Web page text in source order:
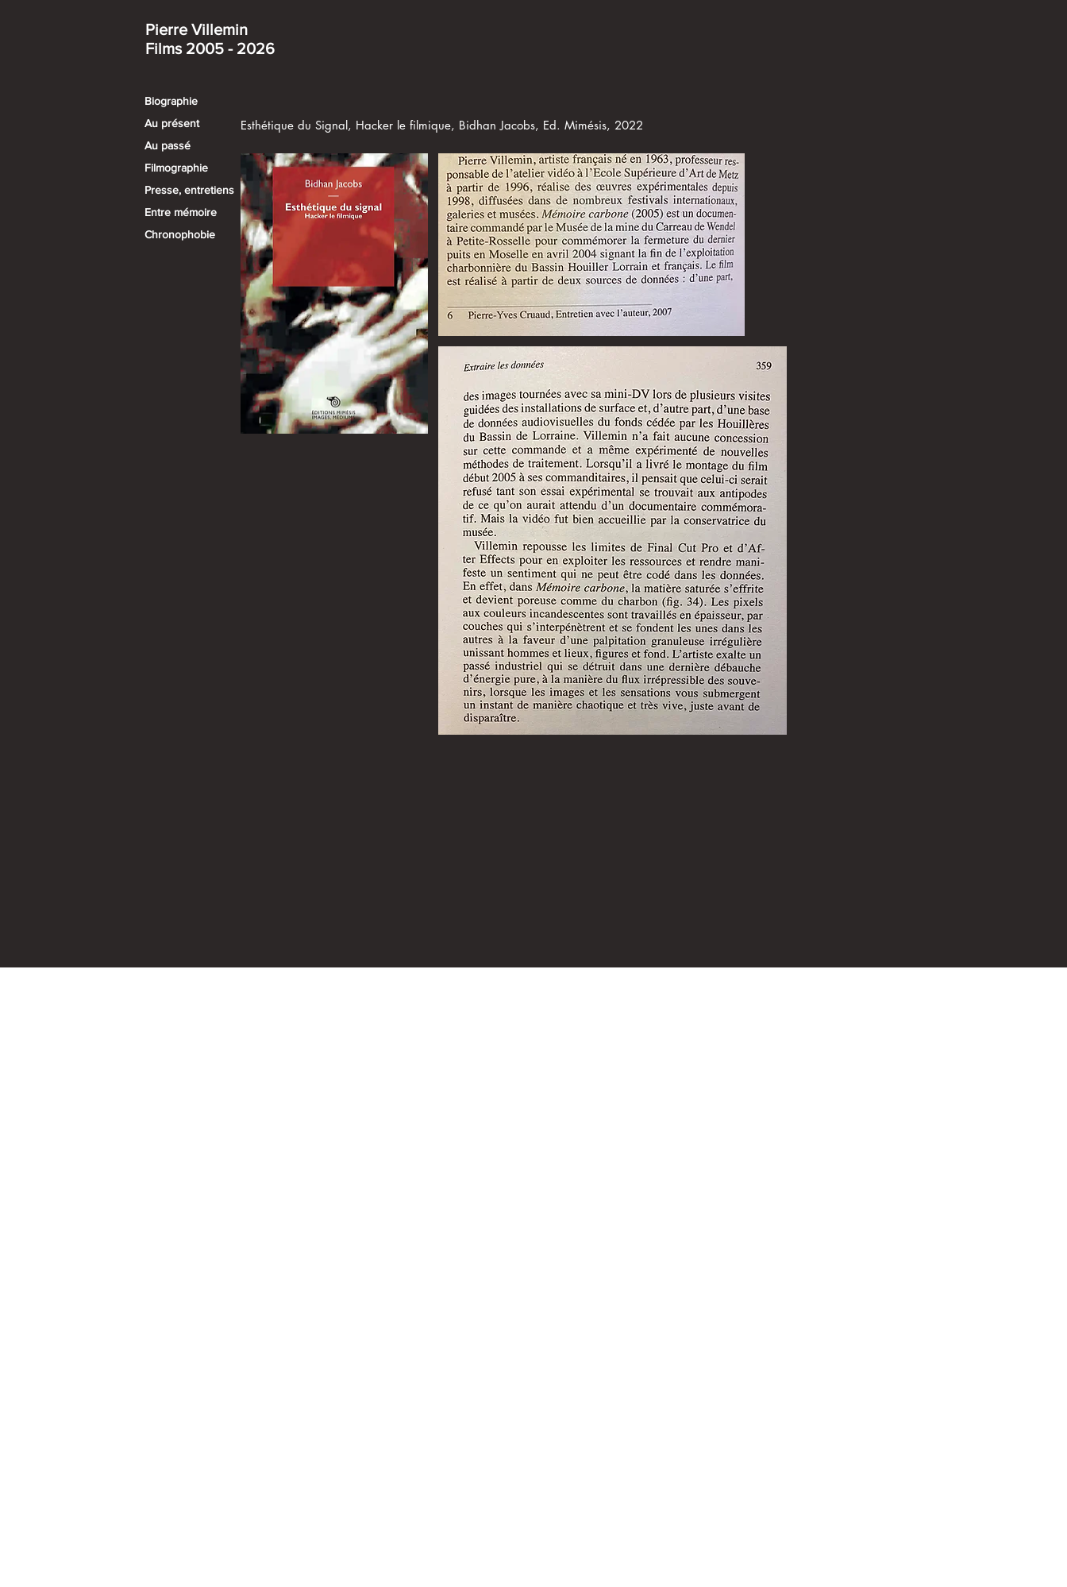
Pierre Villemin​
Films 2005 - 2026
Esthétique du Signal, Hacker le filmique, Bidhan Jacobs, Ed. Mimésis, 2022
Biographie
Au présent
Au passé​
Filmographie
Presse, entretiens
Entre mémoire
Chronophobie